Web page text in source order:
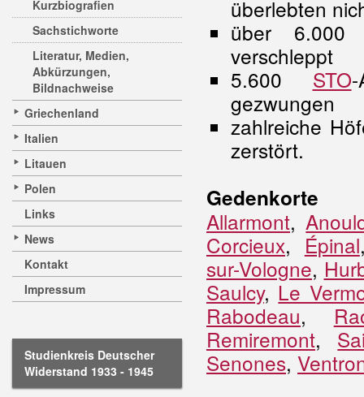
Kurzbiografien
Sachstichworte
Literatur, Medien,
Abkürzungen,
Bildnachweise
Griechenland
Italien
Litauen
Polen
Links
News
Kontakt
Impressum
Studienkreis Deutscher
Widerstand 1933 - 1945
überlebten
über 6.000
verschleppt
5.600 STO
gezwungen
zahlreiche
zerstört.
Gedenkorte
Allarmont,
Corcieux, Épinal
sur-Vologne,
Saulcy, Le
Rabodeau,
Remiremont,
Senones,